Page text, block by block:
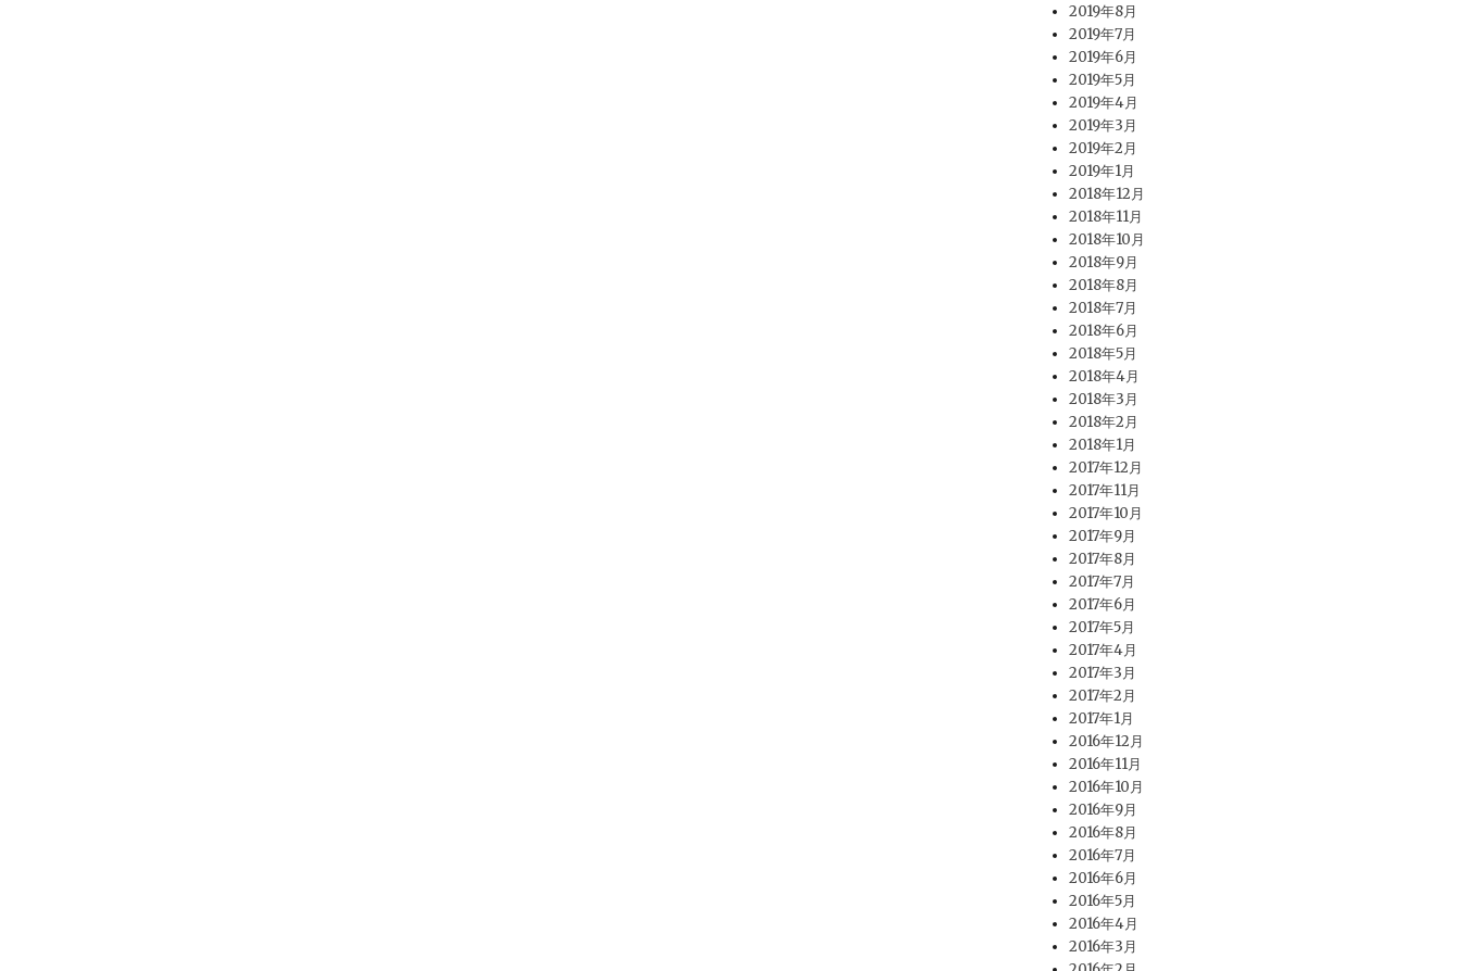
2019年8月
2019年7月
2019年6月
2019年5月
2019年4月
2019年3月
2019年2月
2019年1月
2018年12月
2018年11月
2018年10月
2018年9月
2018年8月
2018年7月
2018年6月
2018年5月
2018年4月
2018年3月
2018年2月
2018年1月
2017年12月
2017年11月
2017年10月
2017年9月
2017年8月
2017年7月
2017年6月
2017年5月
2017年4月
2017年3月
2017年2月
2017年1月
2016年12月
2016年11月
2016年10月
2016年9月
2016年8月
2016年7月
2016年6月
2016年5月
2016年4月
2016年3月